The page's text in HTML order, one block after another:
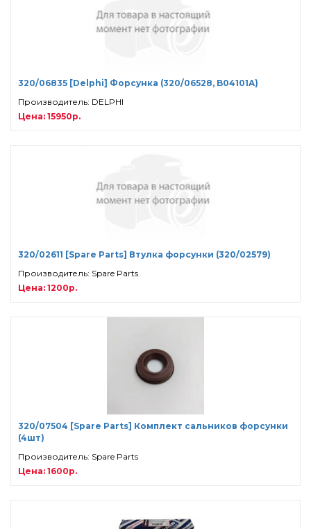
320/06835 [Delphi] Форсунка (320/06528, B04101A)
Производитель: DELPHI
Цена: 15950р.
320/02611 [Spare Parts] Втулка форсунки (320/02579)
Производитель: Spare Parts
Цена: 1200р.
320/07504 [Spare Parts] Комплект сальников форсунки
(4шт)
Производитель: Spare Parts
Цена: 1600р.